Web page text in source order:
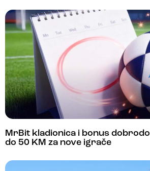
MrBit kladionica i bonus
do 50 KM za nove igrače